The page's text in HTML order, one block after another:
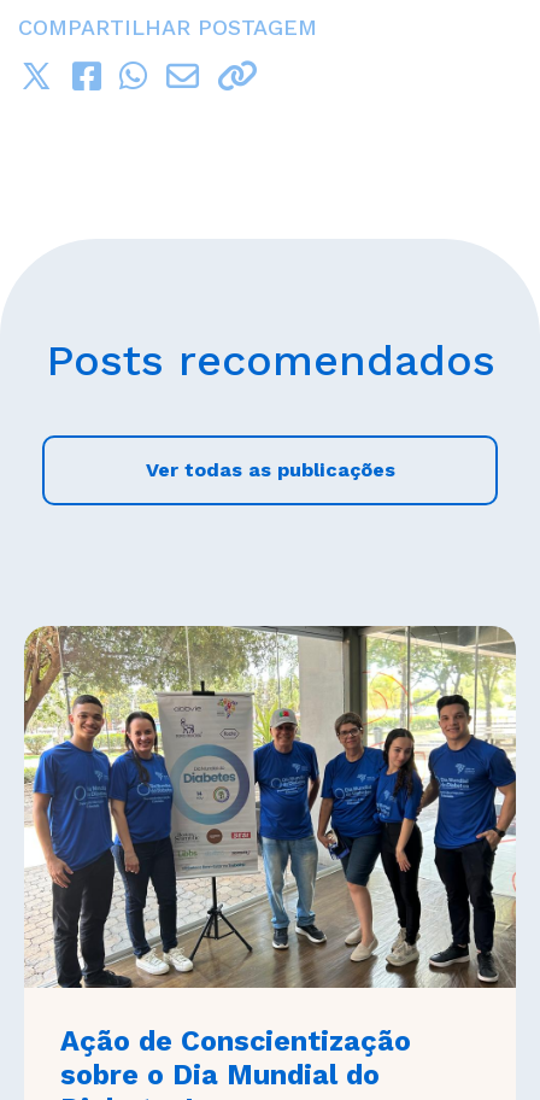
COMPARTILHAR POSTAGEM
Posts recomendados
Ver todas as publicações
Ação de Conscientização
sobre o Dia Mundial do